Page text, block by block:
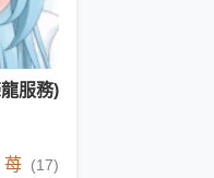
服務)
苺 (17)